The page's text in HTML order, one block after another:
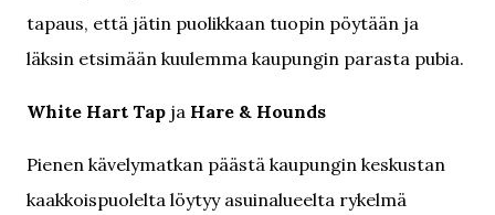
tapaus, että jätin puolikkaan tuopin pöytään ja
läksin etsimään kuulemma kaupungin parasta pubia.
White Hart Tap ja Hare & Hounds
Pienen kävelymatkan päästä kaupungin keskustan
kaakkoispuolelta löytyy asuinalueelta rykelmä